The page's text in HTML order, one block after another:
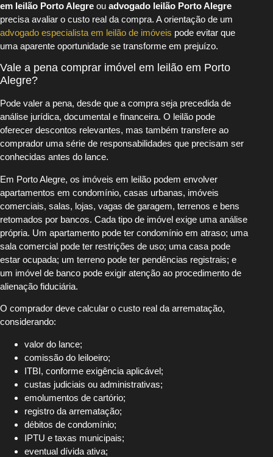
em leilão Porto Alegre ou advogado leilão Porto Alegre
precisa avaliar o custo real da compra. A orientação de um
advogado especialista em leilão de imóveis pode evitar que
uma aparente oportunidade se transforme em prejuízo.
Vale a pena comprar imóvel em leilão em Porto
Alegre?
Pode valer a pena, desde que a compra seja precedida de
análise jurídica, documental e financeira. O leilão pode
oferecer descontos relevantes, mas também transfere ao
comprador uma série de responsabilidades que precisam ser
conhecidas antes do lance.
Em Porto Alegre, os imóveis em leilão podem envolver
apartamentos em condomínio, casas urbanas, imóveis
comerciais, salas, lojas, vagas de garagem, terrenos e bens
retomados por bancos. Cada tipo de imóvel exige uma análise
própria. Um apartamento pode ter condomínio em atraso; uma
sala comercial pode ter restrições de uso; uma casa pode
estar ocupada; um terreno pode ter pendências registrais; e
um imóvel de banco pode exigir atenção ao procedimento de
alienação fiduciária.
O comprador deve calcular o custo real da arrematação,
considerando:
valor do lance;
comissão do leiloeiro;
ITBI, conforme exigência aplicável;
custas judiciais ou administrativas;
emolumentos de cartório;
registro da arrematação;
débitos de condomínio;
IPTU e taxas municipais;
eventual dívida ativa;